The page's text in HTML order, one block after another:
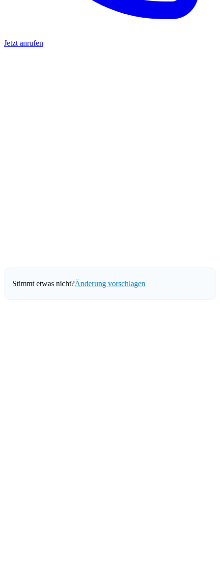
Jetzt anrufen
Stimmt etwas nicht?Änderung vorschlagen